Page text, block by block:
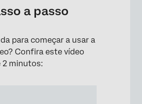
a passo
para começar a usar a
Confira este vídeo
2 minutos: